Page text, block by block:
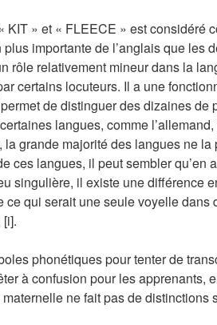
KIT » et « FLEECE » est considéré
importante de l’anglais que les
rôle relativement mineur dans la
certains locuteurs. Il a une
de distinguer des dizaines de
langues, comme
grande majorité des langues ne la
ces langues, il peut sembler qu’en
singulière, il existe une différence
ce qui serait une seule voyelle dans
phonétiques pour tenter de
à confusion pour les apprenants,
ne fait pas de distinctions